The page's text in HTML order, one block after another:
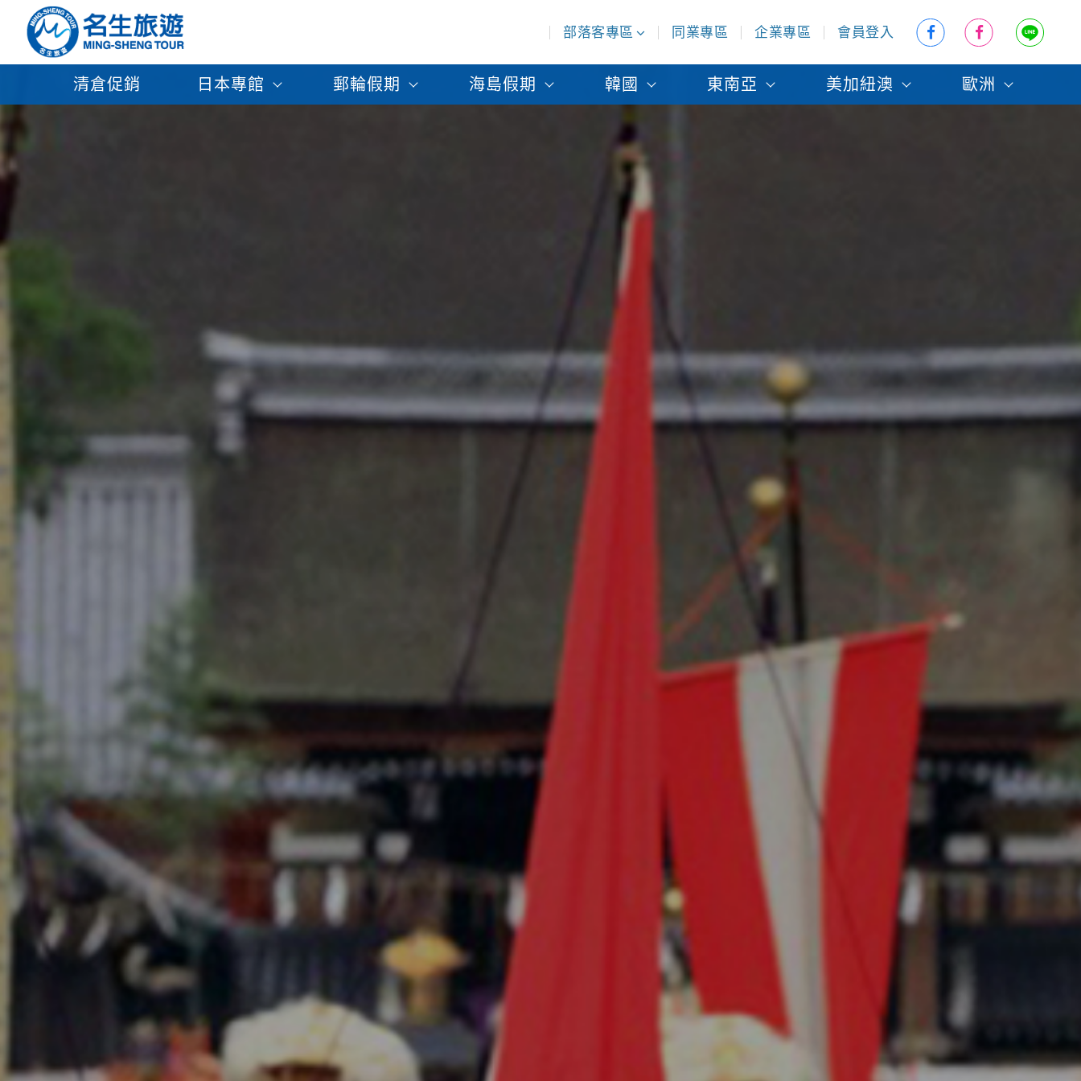
部落客專區 同業專區 企業專區 會員登入
清倉促銷 日本專館 郵輪假期 海島假期 韓國 東南亞 美加紐澳 歐洲